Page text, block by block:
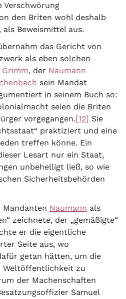
Verschwörung
den Briten wohl deshalb
Beweismittel aus.
das Gericht von
als eben solchen
Grimm, der Naumann
sein Mandat
in seinem Buch so:
seien die Briten
vorgegangen.[12] Sie
praktiziert und eine
treffen könne. Ein
Lesart nur ein Staat,
unbehelligt ließ, so wie
Sicherheitsbehörden
Mandanten Naumann als
zeichnete, der „gemäßigte“
er die eigentliche
Seite aus, wo
getan hätten, um die
Weltöffentlichkeit zu
der Machenschaften
Samuel